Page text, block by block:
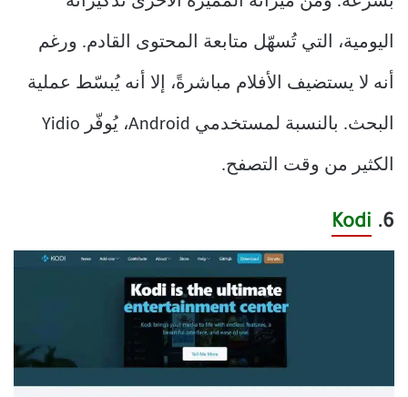
اليومية، التي تُسهّل متابعة المحتوى القادم. ورغم
أنه لا يستضيف الأفلام مباشرةً، إلا أنه يُبسّط عملية
البحث. بالنسبة لمستخدمي Android، يُوفّر Yidio
الكثير من وقت التصفح.
6.
Kodi